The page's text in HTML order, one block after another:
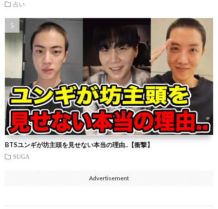
占い
BTSユンギが坊主頭を見せない本当の理由..【衝撃】
SUGA
Advertisement